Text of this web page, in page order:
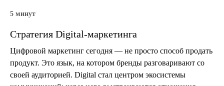
5 минут
Стратегия Digital-маркетинга
Цифровой маркетинг сегодня — не просто способ продать
продукт. Это язык, на котором бренды разговаривают со
своей аудиторией. Digital стал центром экосистемы